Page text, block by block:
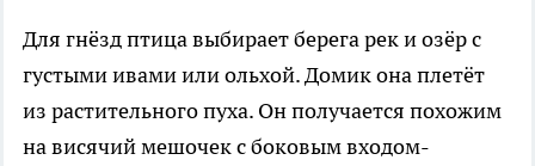
Для гнёзд птица выбирает берега рек и озёр с
густыми ивами или ольхой. Домик она плетёт
из растительного пуха. Он получается похожим
на висячий мешочек с боковым входом-